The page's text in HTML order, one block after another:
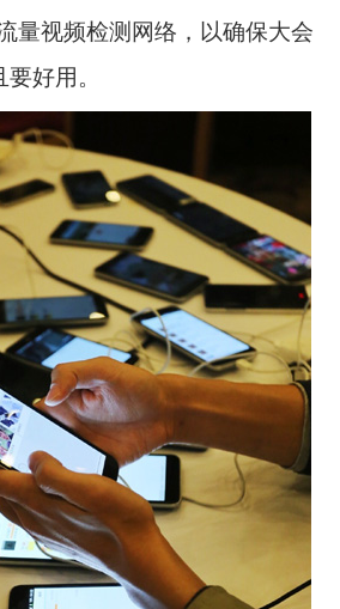
量视频检测网络，以确保大会
好用。